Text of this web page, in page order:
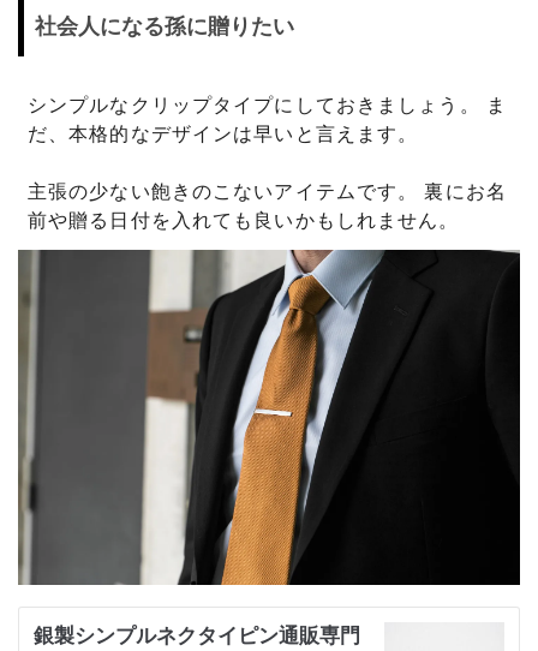
社会人になる孫に贈りたい
シンプルなクリップタイプにしておきましょう。 ま
だ、本格的なデザインは早いと言えます。
主張の少ない飽きのこないアイテムです。 裏にお名
前や贈る日付を入れても良いかもしれません。
銀製シンプルネクタイピン通販専門